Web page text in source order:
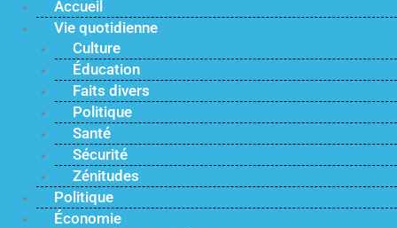
Accueil
Vie quotidienne
Culture
Éducation
Faits divers
Politique
Santé
Sécurité
Zénitudes
Politique
Économie